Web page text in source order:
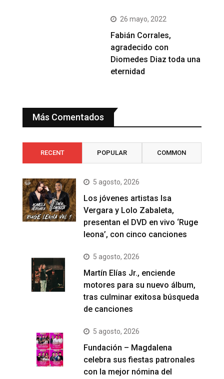
26 mayo, 2022
Fabián Corrales,
agradecido con
Diomedes Diaz toda una
eternidad
Más Comentados
RECENT POPULAR COMMON
5 agosto, 2026
Los jóvenes artistas Isa
Vergara y Lolo Zabaleta,
presentan el DVD en vivo ‘Ruge
leona’, con cinco canciones
5 agosto, 2026
Martín Elías Jr., enciende
motores para su nuevo álbum,
tras culminar exitosa búsqueda
de canciones
5 agosto, 2026
Fundación – Magdalena
celebra sus fiestas patronales
con la mejor nómina del